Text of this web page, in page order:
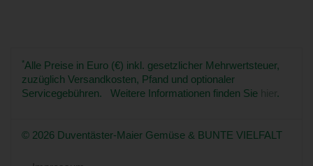
*Alle Preise in Euro (€) inkl. gesetzlicher Mehrwertsteuer,
zuzüglich Versandkosten, Pfand und optionaler
Servicegebühren. Weitere Informationen finden Sie hier.
© 2026 Duventäster-Maier Gemüse & BUNTE VIELFALT